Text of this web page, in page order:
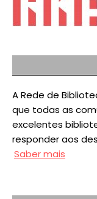
A Rede de
que todas as
excelentes
responder aos
Saber mais